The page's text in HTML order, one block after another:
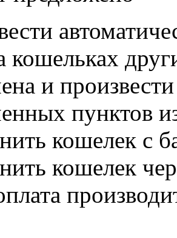
кошельках
и
пунктов
кошелек с
кошелек